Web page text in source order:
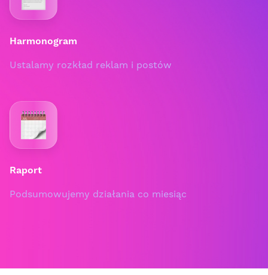
Harmonogram
Ustalamy rozkład reklam i postów
Raport
Podsumowujemy działania co miesiąc